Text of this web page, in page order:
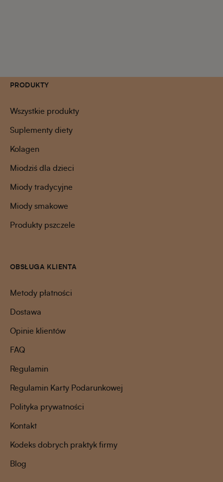
PRODUKTY
Wszystkie produkty
Suplementy diety
Kolagen
Miodziś dla dzieci
Miody tradycyjne
Miody smakowe
Produkty pszczele
OBSŁUGA KLIENTA
Metody płatności
Dostawa
Opinie klientów
FAQ
Regulamin
Regulamin Karty Podarunkowej
Polityka prywatności
Kontakt
Kodeks dobrych praktyk firmy
Blog